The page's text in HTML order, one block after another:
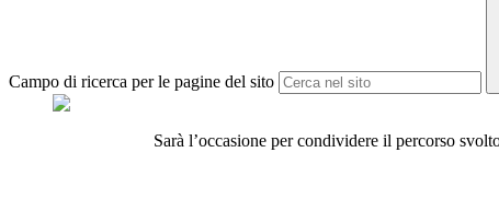
Campo di ricerca per le pagine del sito
Sarà l’occasione per condividere il percorso